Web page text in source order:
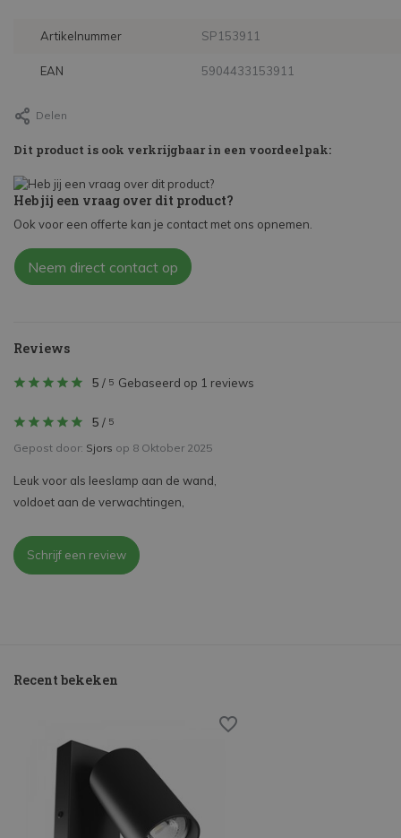
Artikelnummer SP153911
EAN 5904433153911
Delen
Dit product is ook verkrijgbaar in een voordeelpak:
Heb jij een vraag over dit product?
Ook voor een offerte kan je contact met ons opnemen.
Neem direct contact op
Reviews
5 / 5 Gebaseerd op 1 reviews
5 / 5
Gepost door: Sjors op 8 Oktober 2025
Leuk voor als leeslamp aan de wand,
voldoet aan de verwachtingen,
Schrijf een review
Recent bekeken